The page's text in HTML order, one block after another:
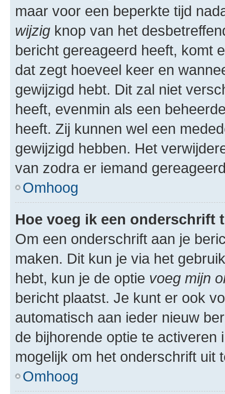
maar voor een beperkte tijd
wijzig knop van het
bericht gereageerd heeft, komt
dat zegt hoeveel keer en
gewijzigd hebt. Dit zal niet
heeft, evenmin als een
heeft. Zij kunnen wel een
gewijzigd hebben. Het
van zodra er iemand
Omhoog
Hoe voeg ik een onderschrift
Om een onderschrift aan je
maken. Dit kun je via het
hebt, kun je de optie voeg mijn
bericht plaatst. Je kunt er ook
automatisch aan ieder nieuw
de bijhorende optie te
mogelijk om het onderschrift uit
Omhoog